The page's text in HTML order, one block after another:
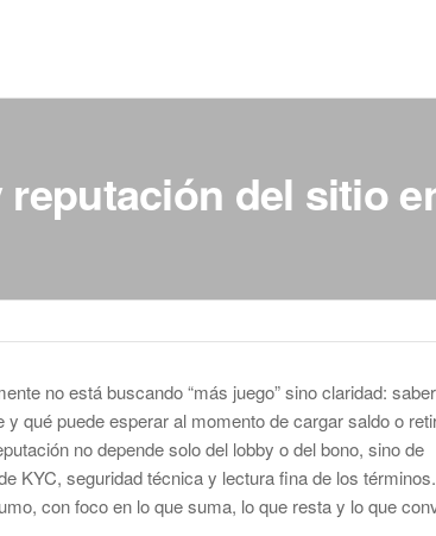
del sitio
no está buscando “más juego” sino claridad:
qué puede esperar al momento de cargar saldo o
no depende solo del lobby o del bono, sino de
KYC, seguridad técnica y lectura fina de los
con foco en lo que suma, lo que resta y lo que